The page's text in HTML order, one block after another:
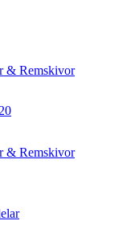
& Remskivor
& Remskivor